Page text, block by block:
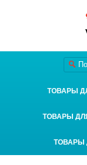
ТОВАРЫ
ТОВАРЫ
ТОВАРЫ